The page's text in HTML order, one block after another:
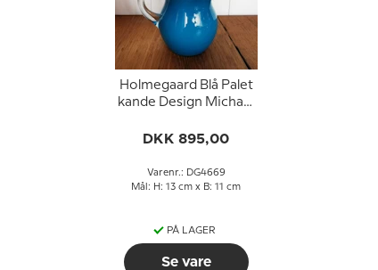
Holmegaard Blå Palet
kande Design Michael
DKK 895,00
Varenr.: DG4669
Mål: H: 13 cm x B: 11 cm
PÅ LAGER
Se vare